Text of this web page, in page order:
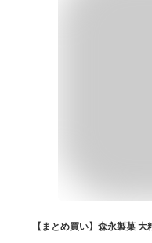
【まとめ買い】森永製菓